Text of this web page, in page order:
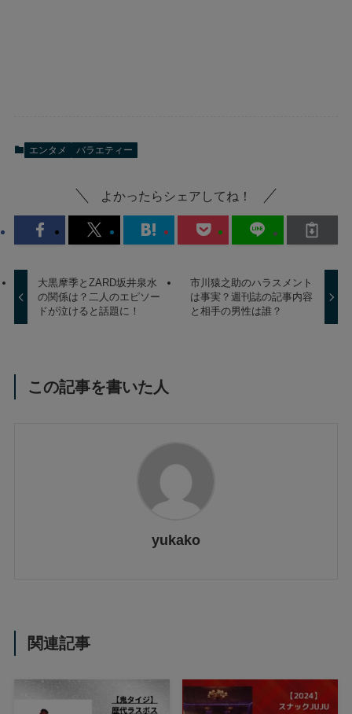
エンタメ バラエティー
よかったらシェアしてね！
大黒摩季とZARD坂井泉水
の関係は？二人のエピソー
ドが泣けると話題に！
市川猿之助のハラスメント
は事実？週刊誌の記事内容
と相手の男性は誰？
この記事を書いた人
yukako
関連記事